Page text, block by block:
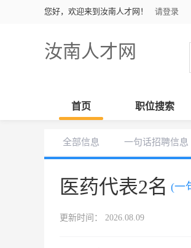
您好，欢迎来到汝南人才网！ 请登录
汝南人才网
首页 职位搜索
全部信息 一句话招聘信息
医药代表2名 (一
更新时间： 2026.08.09